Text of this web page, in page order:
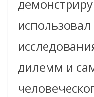
дилемм и